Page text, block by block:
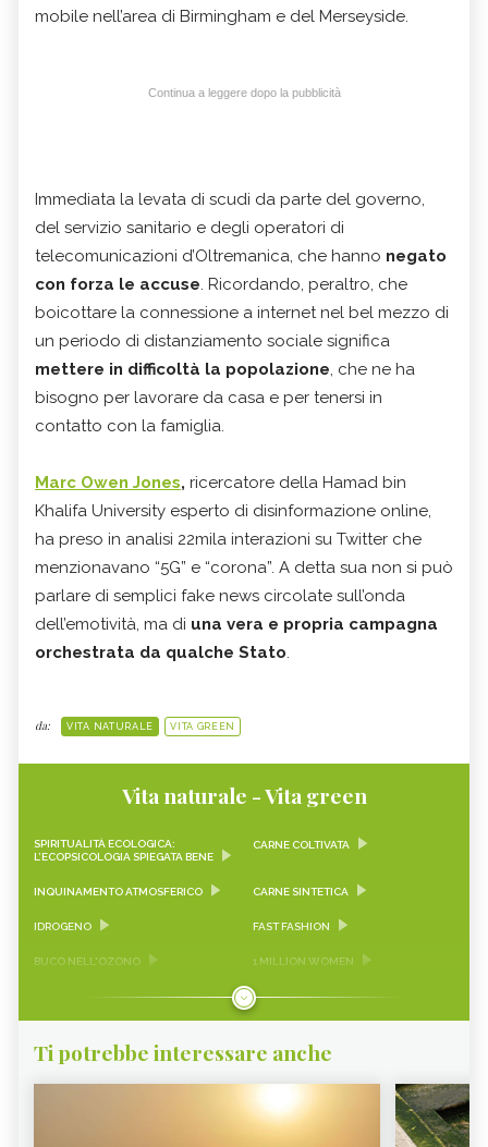
mobile nell’area di Birmingham e del Merseyside.
Continua a leggere dopo la pubblicità
Immediata la levata di scudi da parte del governo,
del servizio sanitario e degli operatori di
telecomunicazioni d’Oltremanica, che hanno negato
con forza le accuse. Ricordando, peraltro, che
boicottare la connessione a internet nel bel mezzo di
un periodo di distanziamento sociale significa
mettere in difficoltà la popolazione, che ne ha
bisogno per lavorare da casa e per tenersi in
contatto con la famiglia.
Marc Owen Jones, ricercatore della Hamad bin
Khalifa University esperto di disinformazione online,
ha preso in analisi 22mila interazioni su Twitter che
menzionavano “5G” e “corona”. A detta sua non si può
parlare di semplici fake news circolate sull’onda
dell’emotività, ma di una vera e propria campagna
orchestrata da qualche Stato.
da: VITA NATURALE VITA GREEN
Vita naturale - Vita green
SPIRITUALITÀ ECOLOGICA:
L’ECOPSICOLOGIA SPIEGATA BENE
CARNE COLTIVATA
INQUINAMENTO ATMOSFERICO CARNE SINTETICA
IDROGENO FAST FASHION
BUCO NELL'OZONO 1 MILLION WOMEN
NAOMI KLEIN RISCALDAMENTO GLOBALE
TERRA DEI FUOCHI
Ti potrebbe interessare anche